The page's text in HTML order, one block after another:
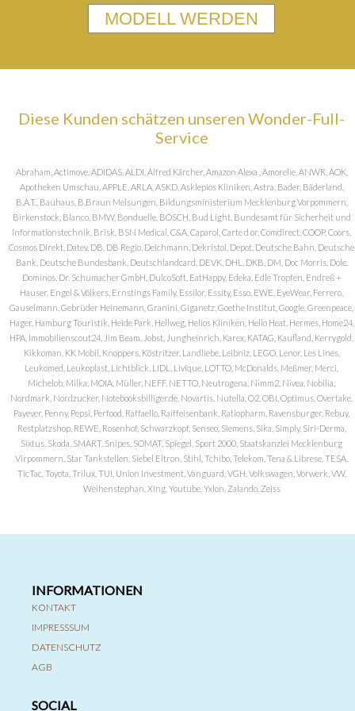
MODELL WERDEN
Diese Kunden schätzen unseren Wonder-Full-
Service
Abraham, Actimove, ADIDAS, ALDI, Alfred Kärcher, Amazon Alexa , Amorelie, ANWR, AOK,
Apotheken Umschau, APPLE, ARLA, ASKD, Asklepios Kliniken, Astra, Bader, Bäderland,
B.A.T., Bauhaus, B.Braun Melsungen, Bildungsministerium Mecklenburg Vorpommern,
Birkenstock, Blanco, BMW, Bonduelle, BOSCH, Bud Light, Bundesamt für Sicherheit und
Informationstechnik, Brisk, BSN Medical, C&A, Caparol, Carte d or, Comdirect, COOP, Coors,
Cosmos DIrekt, Datev, DB, DB Regio, Deichmann, Dekristol, Depot, Deutsche Bahn, Deutsche
Bank, Deutsche Bundesbank, Deutschlandcard, DEVK, DHL, DKB, DM, Doc Morris, Dole,
Dominos, Dr. Schumacher GmbH, DulcoSoft, EatHappy, Edeka, Edle Tropfen, Endreß +
Hauser, Engel & Völkers, Ernstings Family, Essilor, Essity, Esso, EWE, EyeWear, Ferrero,
Gauselmann, Gebrüder Heinemann, Granini, Giganetz, Goethe Institut, Google, Greenpeace,
Hager, Hamburg Touristik, Heide Park, Hellweg, Helios Kliniken, Hello Heat, Hermes, Home24,
HPA, Immobilienscout24, Jim Beam, Jobst, Jungheinrich, Karex, KATAG, Kaufland, Kerrygold,
Kikkoman, KK Mobil, Knoppers, Köstritzer, Landliebe, Leibniz, LEGO, Lenor, Les Lines,
Leukomed, Leukoplast, Lichtblick, LIDL, Livique, LOTTO, McDonalds, Meßmer, Merci,
Michelob, Milka, MOIA, Müller, NEFF, NETTO, Neutrogena, Nimm2, Nivea, Nobilia,
Nordmark, Nordzucker, Notebooksbilliger.de, Novartis, Nutella, O2, OBI, Optimus, Overtake,
Payever, Penny, Pepsi, Perfood, Raffaello, Raiffeisenbank, Ratiopharm, Ravensburger, Rebuy,
Restplatzshop, REWE, Rosenhof, Schwarzkopf, Senseo, Siemens, Sika, Simply, Siri-Derma,
Sixtus, Skoda, SMART, Snipes, SOMAT, Spiegel, Sport 2000, Staatskanzlei Mecklenburg
Virpommern, Star Tankstellen, Siebel Eltron, Stihl, Tchibo, Telekom, Tena & Librese, TESA,
TicTac, Toyota, Trilux, TUI, Union Investment, Vanguard, VGH, Volkswagen, Vorwerk, VW,
Weihenstephan, Xing, Youtube, Yxlon, Zalando, Zeiss
INFORMATIONEN
KONTAKT
IMPRESSSUM
DATENSCHUTZ
AGB
SOCIAL